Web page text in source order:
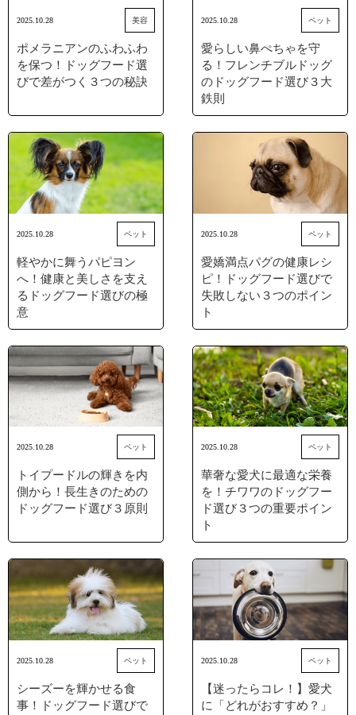
2025.10.28 美容
ポメラニアンのふわふわ
を保つ！ドッグフード選
びで差がつく３つの秘訣
2025.10.28 ペット
愛らしい鼻ぺちゃを守
る！フレンチブルドッグ
のドッグフード選び３大
鉄則
2025.10.28 ペット
軽やかに舞うパピヨン
へ！健康と美しさを支え
るドッグフード選びの極
意
2025.10.28 ペット
愛嬌満点パグの健康レシ
ピ！ドッグフード選びで
失敗しない３つのポイン
ト
2025.10.28 ペット
トイプードルの輝きを内
側から！長生きのための
ドッグフード選び３原則
2025.10.28 ペット
華奢な愛犬に最適な栄養
を！チワワのドッグフー
ド選び３つの重要ポイン
ト
2025.10.28 ペット
シーズーを輝かせる食
事！ドッグフード選びで
2025.10.28 ペット
【迷ったらコレ！】愛犬
に「どれがおすすめ？」